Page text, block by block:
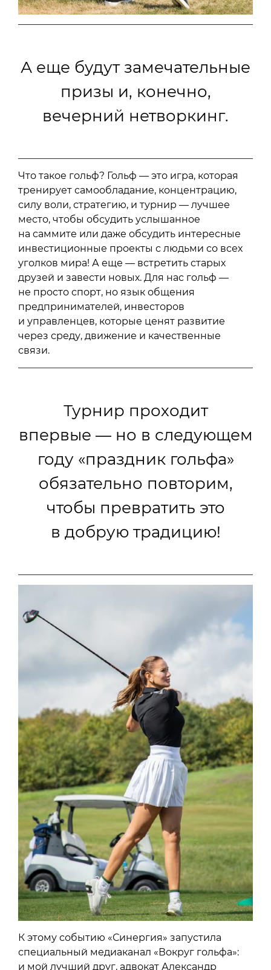
А еще будут замечательные
призы и, конечно,
вечерний нетворкинг.
Что такое гольф? Гольф — это игра, которая
тренирует самообладание, концентрацию,
силу воли, стратегию, и турнир — лучшее
место, чтобы обсудить услышанное
на саммите или даже обсудить интересные
инвестиционные проекты с людьми со всех
уголков мира! А еще — встретить старых
друзей и завести новых. Для нас гольф —
не просто спорт, но язык общения
предпринимателей, инвесторов
и управленцев, которые ценят развитие
через среду, движение и качественные
связи.
Турнир проходит
впервые — но в следующем
году «праздник гольфа»
обязательно повторим,
чтобы превратить это
в добрую традицию!
К этому событию «Синергия» запустила
специальный медиаканал «Вокруг гольфа»:
и мой лучший друг, адвокат Александр